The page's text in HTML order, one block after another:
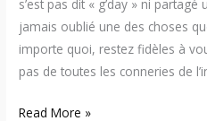
s’est pas dit « g’day » ni
jamais oublié une des choses
importe quoi, restez fidèles à
pas de toutes les conneries de
Read More »